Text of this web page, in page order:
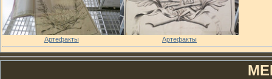
Артефакты Артефакты